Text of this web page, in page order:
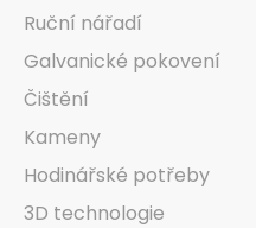
Ruční nářadí
Galvanické pokovení
Čištění
Kameny
Hodinářské potřeby
3D technologie